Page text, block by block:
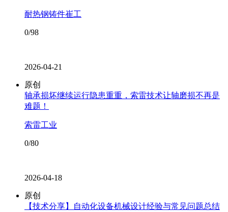
耐热钢铸件崔工
0/98
2026-04-21
原创
轴承损坏继续运行隐患重重，索雷技术让轴磨损不再是
难题！
索雷工业
0/80
2026-04-18
原创
【技术分享】自动化设备机械设计经验与常见问题总结